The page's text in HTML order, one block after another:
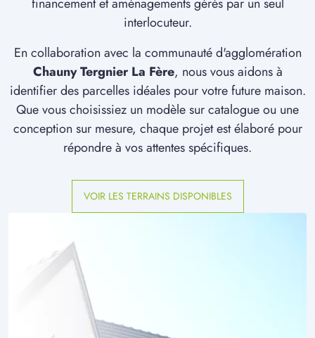
financement et aménagements gérés par un seul
interlocuteur.
En collaboration avec la communauté d'agglomération
Chauny Tergnier La Fère, nous vous aidons à
identifier des parcelles idéales pour votre future maison.
Que vous choisissiez un modèle sur catalogue ou une
conception sur mesure, chaque projet est élaboré pour
répondre à vos attentes spécifiques.
VOIR LES TERRAINS DISPONIBLES